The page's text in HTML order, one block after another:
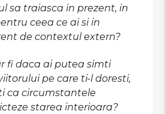
sa traiasca in prezent, in
ceea ce ai si in
de contextul extern?
fi daca ai putea simti
pe care ti-l doresti,
ca circumstantele
starea interioara?